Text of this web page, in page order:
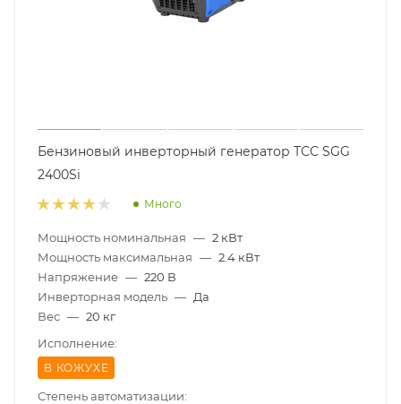
Бензиновый инверторный генератор ТСС SGG
2400Si
Много
Мощность номинальная — 2 кВт
Мощность максимальная — 2.4 кВт
Напряжение — 220 В
Инверторная модель — Да
Вес — 20 кг
Исполнение:
В КОЖУХЕ
Степень автоматизации: